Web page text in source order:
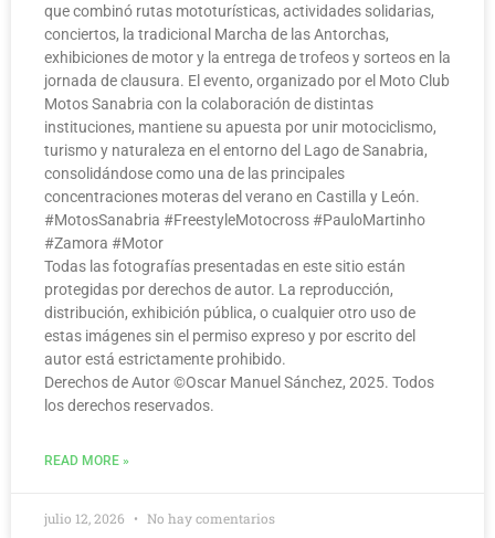
que combinó rutas mototurísticas, actividades solidarias,
conciertos, la tradicional Marcha de las Antorchas,
exhibiciones de motor y la entrega de trofeos y sorteos en la
jornada de clausura. El evento, organizado por el Moto Club
Motos Sanabria con la colaboración de distintas
instituciones, mantiene su apuesta por unir motociclismo,
turismo y naturaleza en el entorno del Lago de Sanabria,
consolidándose como una de las principales
concentraciones moteras del verano en Castilla y León.
#MotosSanabria #FreestyleMotocross #PauloMartinho
#Zamora #Motor
Todas las fotografías presentadas en este sitio están
protegidas por derechos de autor. La reproducción,
distribución, exhibición pública, o cualquier otro uso de
estas imágenes sin el permiso expreso y por escrito del
autor está estrictamente prohibido.
Derechos de Autor ©️Oscar Manuel Sánchez, 2025. Todos
los derechos reservados.
READ MORE »
julio 12, 2026 No hay comentarios